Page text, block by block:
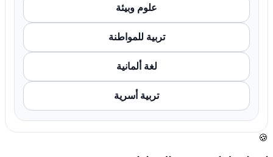
علوم وبيئة
تربية للمواطنة
لغة ألمانية
تربية أسرية
🍪